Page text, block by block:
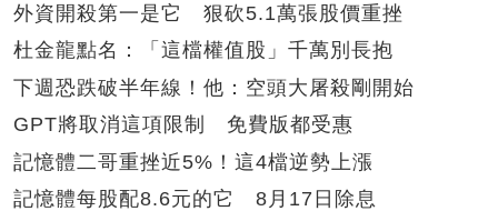
外資開殺第一是它 狠砍5.1萬張股價重挫
杜金龍點名：「這檔權值股」千萬別長抱
下週恐跌破半年線！他：空頭大屠殺剛開始
GPT將取消這項限制 免費版都受惠
記憶體二哥重挫近5%！這4檔逆勢上漲
記憶體每股配8.6元的它 8月17日除息